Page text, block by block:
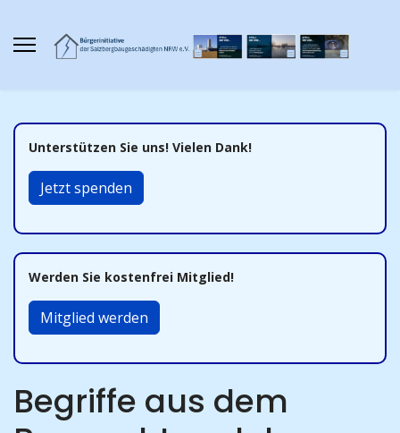
Unterstützen Sie uns! Vielen Dank!
Jetzt spenden
Werden Sie kostenfrei Mitglied!
Mitglied werden
Begriffe aus dem